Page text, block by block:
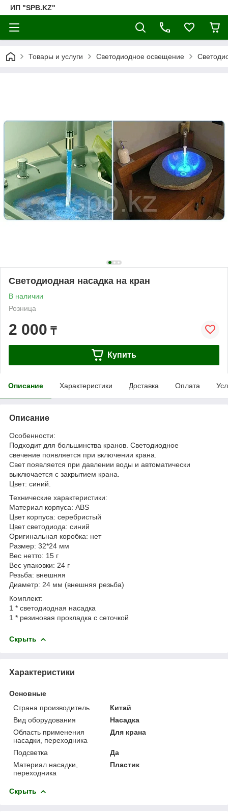
ИП "SPB.KZ"
Товары и услуги Светодиодное освещение
Светодиодная насадка на кран
В наличии
Розница
2 000 ₸
Купить
Описание Характеристики Доставка Оплата
Описание
Особенности:
Подходит для большинства кранов. Светодиодное
свечение появляется при включении крана.
Свет появляется при давлении воды и автоматически
выключается с закрытием крана.
Цвет: синий.
Технические характеристики:
Материал корпуса: ABS
Цвет корпуса: серебристый
Цвет светодиода: синий
Оригинальная коробка: нет
Размер: 32*24 мм
Вес нетто: 15 г
Вес упаковки: 24 г
Резьба: внешняя
Диаметр: 24 мм (внешняя резьба)
Комплект:
1 * светодиодная насадка
1 * резиновая прокладка с сеточкой
Скрыть
Характеристики
Основные
Страна производитель
Китай
Вид оборудования
Насадка
Область применения
насадки, переходника
Для крана
Подсветка
Да
Материал насадки,
переходника
Пластик
Скрыть